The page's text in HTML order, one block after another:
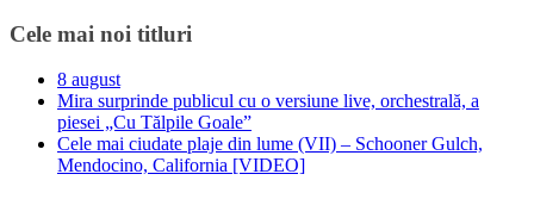
Cele mai noi titluri
8 august
Mira surprinde publicul cu o versiune live, orchestrală, a
piesei „Cu Tălpile Goale”
Cele mai ciudate plaje din lume (VII) – Schooner Gulch,
Mendocino, California [VIDEO]